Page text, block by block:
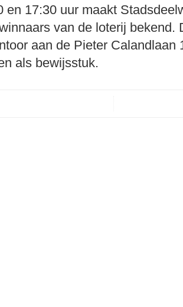
en 17:30 uur maakt
van de loterij bekend.
aan de Pieter Calandlaan
als bewijsstuk.